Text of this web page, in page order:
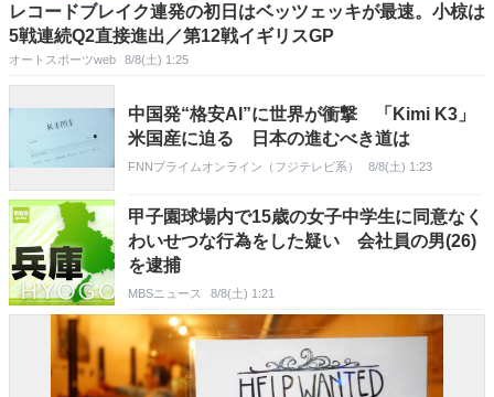
レコードブレイク連発の初日はベッツェッキが最速。小椋は
5戦連続Q2直接進出／第12戦イギリスGP
オートスポーツweb 8/8(土) 1:25
中国発“格安AI”に世界が衝撃 「Kimi K3」
米国産に迫る 日本の進むべき道は
FNNプライムオンライン（フジテレビ系） 8/8(土) 1:23
甲子園球場内で15歳の女子中学生に同意なく
わいせつな行為をした疑い 会社員の男(26)
を逮捕
MBSニュース 8/8(土) 1:21